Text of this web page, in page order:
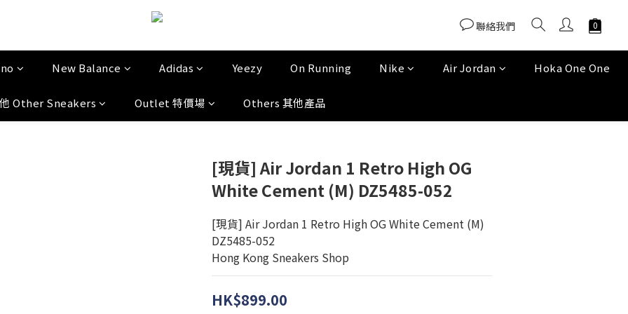
聯絡我們
New Balance Adidas Yeezy On Running Nike Air Jordan Hoka One One
Other Sneakers Outlet 特價場 Others 其他產品
[現貨] Air Jordan 1 Retro High OG
White Cement (M) DZ5485-052
[現貨] Air Jordan 1 Retro High OG White Cement (M)
DZ5485-052
Hong Kong Sneakers Shop
HK$899.00